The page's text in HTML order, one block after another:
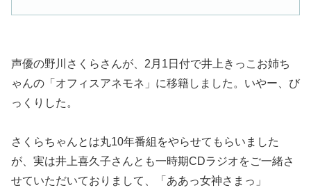
声優の野川さくらさんが、2月1日付で井上きっこお姉ち
ゃんの「オフィスアネモネ」に移籍しました。いやー、び
っくりした。
さくらちゃんとは丸10年番組をやらせてもらいました
が、実は井上喜久子さんとも一時期CDラジオをご一緒さ
せていただいておりまして、「ああっ女神さまっ」